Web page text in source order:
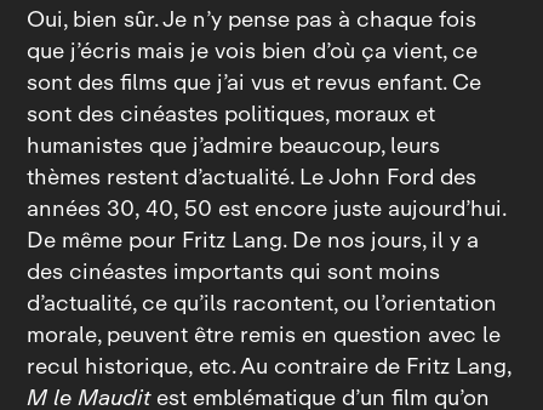
Oui, bien sûr. Je n’y pense pas à chaque fois
que j’écris mais je vois bien d’où ça vient, ce
sont des films que j’ai vus et revus enfant. Ce
sont des cinéastes politiques, moraux et
humanistes que j’admire beaucoup, leurs
thèmes restent d’actualité. Le John Ford des
années 30, 40, 50 est encore juste aujourd’hui.
De même pour Fritz Lang. De nos jours, il y a
des cinéastes importants qui sont moins
d’actualité, ce qu’ils racontent, ou l’orientation
morale, peuvent être remis en question avec le
recul historique, etc. Au contraire de Fritz Lang,
M le Mauditest emblématique d’un film qu’on